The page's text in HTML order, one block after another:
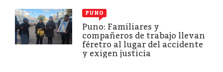
PUNO
Puno: Familiares y
compañeros de trabajo llevan
féretro al lugar del accidente
y exigen justicia